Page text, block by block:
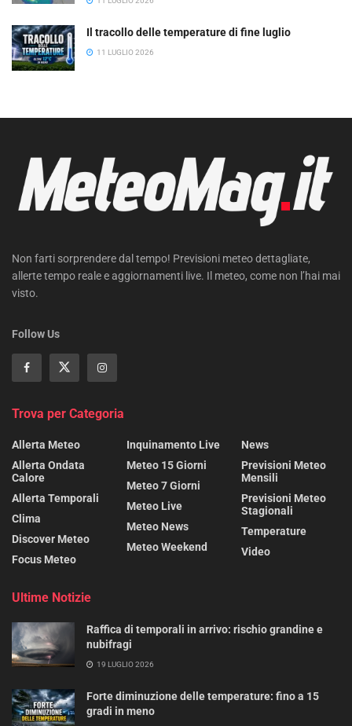
Il tracollo delle temperature di fine luglio
11 LUGLIO 2026
Non farti sorprendere dal tempo! Previsioni meteo dettagliate,
allerte tempo reale e aggiornamenti live. Il meteo, come non l’hai mai
visto.
Follow Us
Trova per Categoria
Allerta Meteo
Allerta Ondata
Calore
Allerta Temporali
Clima
Discover Meteo
Focus Meteo
Inquinamento Live
Meteo 15 Giorni
Meteo 7 Giorni
Meteo Live
Meteo News
Meteo Weekend
News
Previsioni Meteo
Mensili
Previsioni Meteo
Stagionali
Temperature
Video
Ultime Notizie
Raffica di temporali in arrivo: rischio grandine e
nubifragi
19 LUGLIO 2026
Forte diminuzione delle temperature: fino a 15
gradi in meno